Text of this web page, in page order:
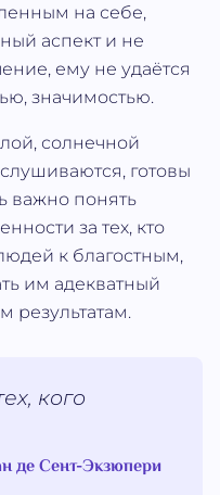
на себе,
аспект и не
ему не удаётся
значимостью.
солнечной
готовы
важно понять
за тех, кто
к благостным,
им адекватный
результатам.
кого
де Сент-Экзюпери